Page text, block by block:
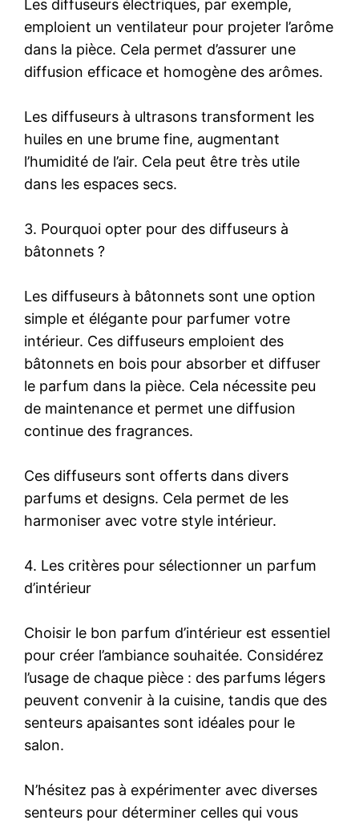
Les diffuseurs électriques, par exemple,
emploient un ventilateur pour projeter l’arôme
dans la pièce. Cela permet d’assurer une
diffusion efficace et homogène des arômes.
Les diffuseurs à ultrasons transforment les
huiles en une brume fine, augmentant
l’humidité de l’air. Cela peut être très utile
dans les espaces secs.
3. Pourquoi opter pour des diffuseurs à
bâtonnets ?
Les diffuseurs à bâtonnets sont une option
simple et élégante pour parfumer votre
intérieur. Ces diffuseurs emploient des
bâtonnets en bois pour absorber et diffuser
le parfum dans la pièce. Cela nécessite peu
de maintenance et permet une diffusion
continue des fragrances.
Ces diffuseurs sont offerts dans divers
parfums et designs. Cela permet de les
harmoniser avec votre style intérieur.
4. Les critères pour sélectionner un parfum
d’intérieur
Choisir le bon parfum d’intérieur est essentiel
pour créer l’ambiance souhaitée. Considérez
l’usage de chaque pièce : des parfums légers
peuvent convenir à la cuisine, tandis que des
senteurs apaisantes sont idéales pour le
salon.
N’hésitez pas à expérimenter avec diverses
senteurs pour déterminer celles qui vous